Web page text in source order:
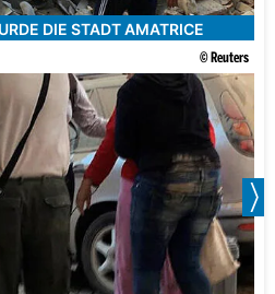
DIE STADT AMATRICE
© Reuters